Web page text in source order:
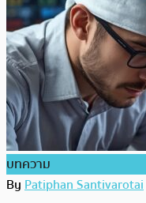
บทความ
ByPatiphan Santivarotai